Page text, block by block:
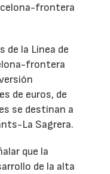
frontera
de la Línea de
frontera
de euros, de
se destinan a
La Sagrera.
que la
de la alta